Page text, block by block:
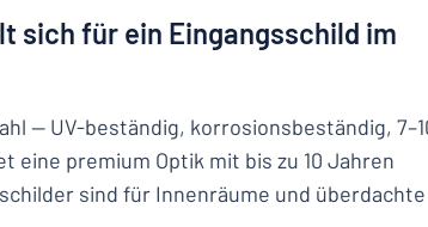
sich für ein Eingangsschild im
— UV-beständig, korrosionsbeständig,
eine premium Optik mit bis zu 10 Jahren
sind für Innenräume und überdachte